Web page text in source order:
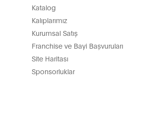
Katalog
Kalıplarımız
Kurumsal Satış
Franchise ve Bayi Başvuruları
Site Haritası
Sponsorluklar